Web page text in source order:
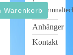
/
Anhänger
Kontakt